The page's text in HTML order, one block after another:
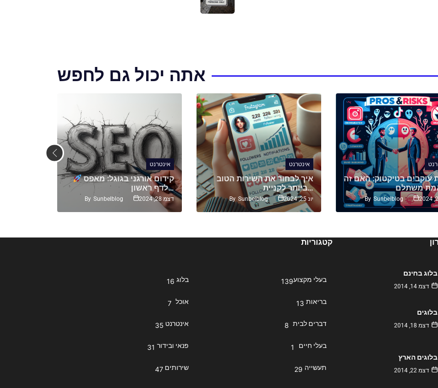
אתה יכול גם לחפש
אינטרנט
קידום אורגני בגוגל: מאפס
לדף ראשון…
By Sunbelblog דצמ 28, 2024
אינטרנט
איך לבחור את השירות הטוב
ביותר לקניית…
By Sunbelblog יונ 25, 2024
עוקבים בטיקטוק: האם זה
By Sunbelblog
בלוג בחינם
דצמ 14, 2014
בלוגים
דצמ 18, 2014
בלוגים הארץ
דצמ 22, 2014
קטגוריות
בעלי מקצוע139 בלוג 16
בריאות 13 אוכל 7
דברים לבית 8 אינטרנט 35
בעלי חיים 1 פנאי ובידור 31
תעשייה 29 שירותים 47